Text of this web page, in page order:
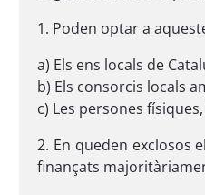
1. Poden optar a
a) Els ens locals de
b) Els consorcis locals
c) Les persones
2. En queden exclosos
finançats